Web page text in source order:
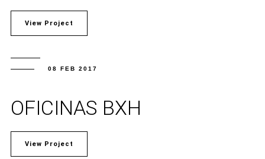
View Project
08 FEB 2017
OFICINAS BXH
View Project